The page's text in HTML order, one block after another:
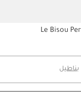
بناطيل